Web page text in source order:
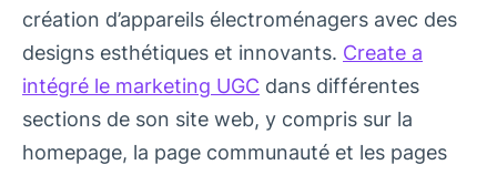
création d’appareils électroménagers avec des
designs esthétiques et innovants. Create a
intégré le marketing UGC dans différentes
sections de son site web, y compris sur la
homepage, la page communauté et les pages